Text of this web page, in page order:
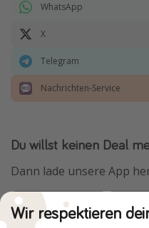
WhatsApp
X
Telegram
Nachrichten-Service
Du willst keinen Deal
Dann lade unsere App
Wir respektieren